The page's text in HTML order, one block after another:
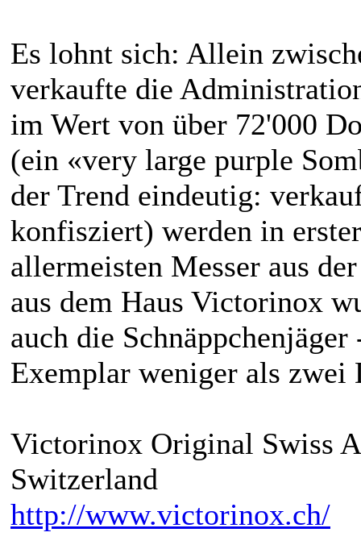
Es lohnt sich: Allein
verkaufte die
im Wert von über 72'000
(ein «very large purple
der Trend eindeutig:
konfisziert) werden in
allermeisten Messer aus
aus dem Haus Victorinox
auch die
Exemplar weniger als zwei
Victorinox Original Swiss
Switzerland
http://www.victorinox.ch/